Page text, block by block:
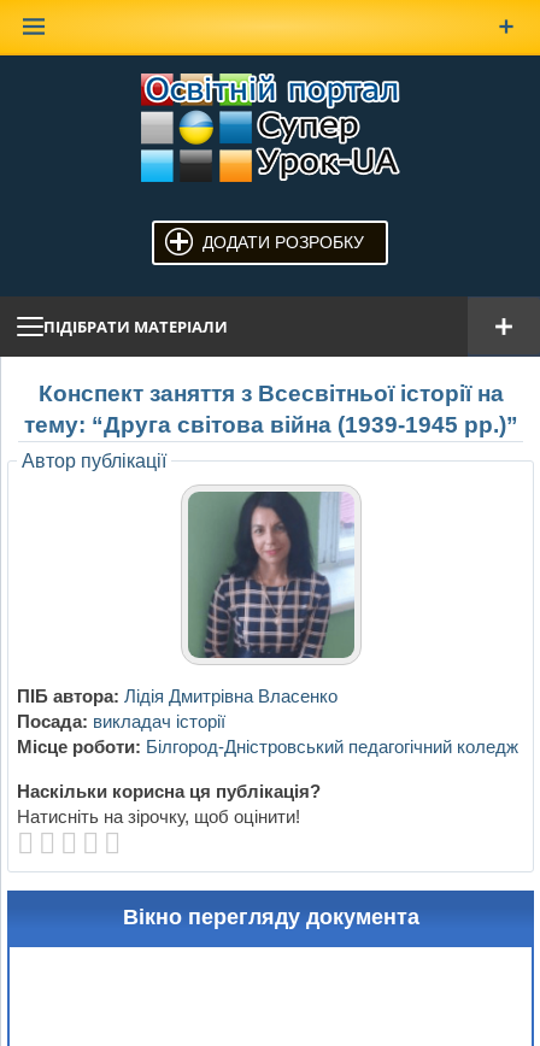
ДОДАТИ РОЗРОБКУ
ПІДІБРАТИ МАТЕРІАЛИ
Конспект заняття з Всесвітньої історії на
тему: “Друга світова війна (1939-1945 рр.)”
Автор публікації
ПІБ автора: Лідія Дмитрівна Власенко
Посада: викладач історії
Місце роботи: Білгород-Дністровський педагогічний коледж
Наскільки корисна ця публікація?
Натисніть на зірочку, щоб оцінити!
Вікно перегляду документа